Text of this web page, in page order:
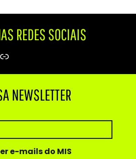
REDES SOCIAIS
Trip Advisor
NEWSLETTER
e-mails do MIS